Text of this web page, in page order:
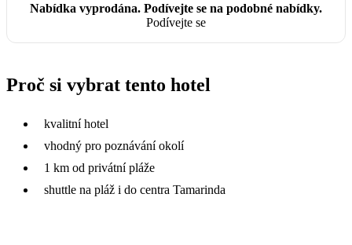
Nabídka vyprodána. Podívejte se na podobné nabídky.
Podívejte se
Proč si vybrat tento hotel
kvalitní hotel
vhodný pro poznávání okolí
1 km od privátní pláže
shuttle na pláž i do centra Tamarinda